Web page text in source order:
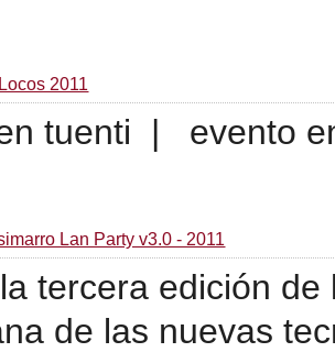
2011
tuenti | evento
Lan Party v3.0 - 2011
tercera edición
de las nuevas